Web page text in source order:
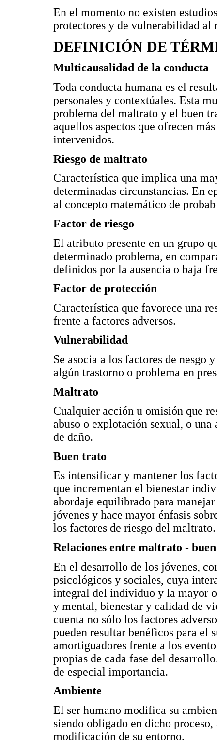
En el momento no existen
protectores y de vulnerabilidad al
DEFINICIÓN DE
Multicausalidad de la conducta
Toda conducta humana es el
personales y contextúales. Esta
problema del maltrato y el buen
aquellos aspectos que ofrecen
intervenidos.
Riesgo de maltrato
Característica que implica una
determinadas circunstancias. En
al concepto matemático de
Factor de riesgo
El atributo presente en un grupo
determinado problema, en
definidos por la ausencia o baja
Factor de protección
Característica que favorece una
frente a factores adversos.
Vulnerabilidad
Se asocia a los factores de nesgo
algún trastorno o problema en
Maltrato
Cualquier acción u omisión que
abuso o explotación sexual, o
de daño.
Buen trato
Es intensificar y mantener los
que incrementan el bienestar
abordaje equilibrado para
jóvenes y hace mayor énfasis
los factores de riesgo del maltrato.
Relaciones entre maltrato -
En el desarrollo de los jóvenes,
psicológicos y sociales, cuya
integral del individuo y la mayor
y mental, bienestar y calidad de
cuenta no sólo los factores
pueden resultar benéficos para el
amortiguadores frente a los
propias de cada fase del
de especial importancia.
Ambiente
El ser humano modifica su
siendo obligado en dicho
modificación de su entorno.